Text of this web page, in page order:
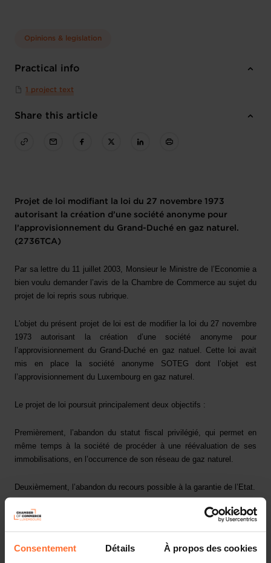
Consentement Détails À propos des cookies
Opinions & legislation
Practical info
1 project text
Share this article
Projet de loi modifiant la loi du 27 novembre 1973
autorisant la création d’une société anonyme pour
l’approvisionnement du Grand-Duché en gaz naturel.
(2736TCA)
Par sa lettre du 11 juillet 2003, Monsieur le Ministre de l’Economie a
bien voulu demander l’avis de la Chambre de Commerce au sujet du
projet de loi repris sous rubrique.
L'objet du présent projet de loi est de modifier la loi du 27 novembre
1973 autorisant la création d’une société anonyme pour
l’approvisionnement du Grand-Duché en gaz natuel. Cette loi avait
mis en place la société anonyme SOTEG dont l’objet est
l’approvisionnement du Luxembourg en gaz naturel.
Le projet de loi poursuit principalement deux objectifs :
Premièrement, l’abandon du statut fiscal privilégié, qui permet en
même temps à la société de procéder à une réévaluation de ses
immobilisations, en l’occurrence de son réseau de gaz naturel.
Deuxièmement, l’abandon du recours possible à la garantie de l’Etat.
Avec ces modifications, le régime particulier instauré par la loi
ainsi au principe de non discrimination sous-jacent à la directive
98/30/CE du 22 juin 1998 concernant des règles communes pour le